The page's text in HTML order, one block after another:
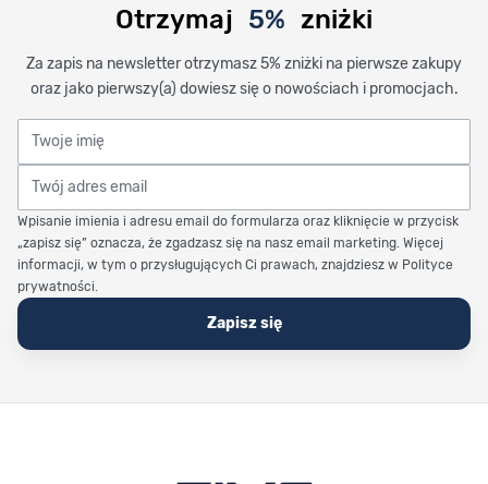
Otrzymaj 5% zniżki
Za zapis na newsletter otrzymasz 5% zniżki na pierwsze zakupy
oraz jako pierwszy(a) dowiesz się o nowościach i promocjach.
Twoje imię
Twój adres email
Wpisanie imienia i adresu email do formularza oraz kliknięcie w przycisk
„zapisz się” oznacza, że zgadzasz się na nasz email marketing. Więcej
informacji, w tym o przysługujących Ci prawach, znajdziesz w Polityce
prywatności.
Zapisz się